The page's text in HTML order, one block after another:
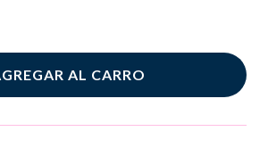
AL CARRO